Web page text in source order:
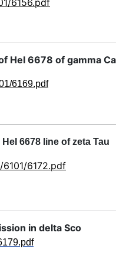
HeI 6678 of gamma
6169.pdf
6678 line of zeta Tau
6172.pdf
in delta Sco